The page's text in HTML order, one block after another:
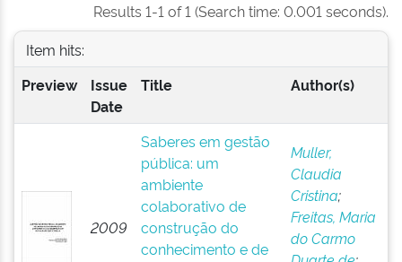
Results 1-1 of 1 (Search time: 0.001 seconds).
Item hits:
Preview
Issue
Date
Title Author(s)
2009
Saberes em gestão
pública: um
ambiente
colaborativo de
construção do
conhecimento e de
Muller,
Claudia
Cristina;
Freitas, Maria
do Carmo